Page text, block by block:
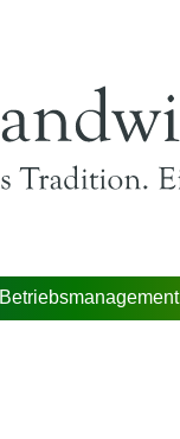
Betriebsmanagement